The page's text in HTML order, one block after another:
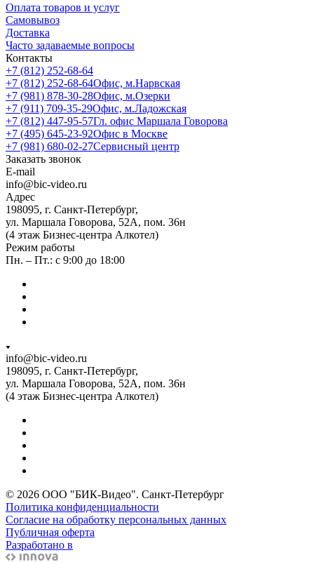
Оплата товаров и услуг
Самовывоз
Доставка
Часто задаваемые вопросы
Контакты
+7 (812) 252-68-64
+7 (812) 252-68-64Офис, м.Нарвская
+7 (981) 878-30-28Офис, м.Озерки
+7 (911) 709-35-29Офис, м.Ладожская
+7 (812) 447-95-57Гл. офис Маршала Говорова
+7 (495) 645-23-92Офис в Москве
+7 (981) 680-02-27Сервисный центр
Заказать звонок
E-mail
info@bic-video.ru
Адрес
198095, г. Санкт-Петербург,
ул. Маршала Говорова, 52А, пом. 36н
(4 этаж Бизнес-центра Алкотел)
Режим работы
Пн. – Пт.: с 9:00 до 18:00
info@bic-video.ru
198095, г. Санкт-Петербург,
ул. Маршала Говорова, 52А, пом. 36н
(4 этаж Бизнес-центра Алкотел)
© 2026 ООО "БИК-Видео". Санкт-Петербург
Политика конфиденциальности
Согласие на обработку персональных данных
Публичная оферта
Разработано в